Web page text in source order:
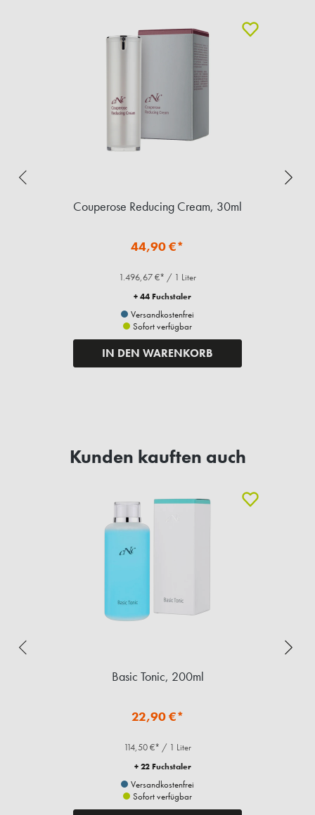
Couperose Reducing Cream, 30ml
44,90 €*
1.496,67 €* / 1 Liter
+ 44 Fuchstaler
Versandkostenfrei
Sofort verfügbar
IN DEN WARENKORB
Kunden kauften auch
Basic Tonic, 200ml
22,90 €*
114,50 €* / 1 Liter
+ 22 Fuchstaler
Versandkostenfrei
Sofort verfügbar